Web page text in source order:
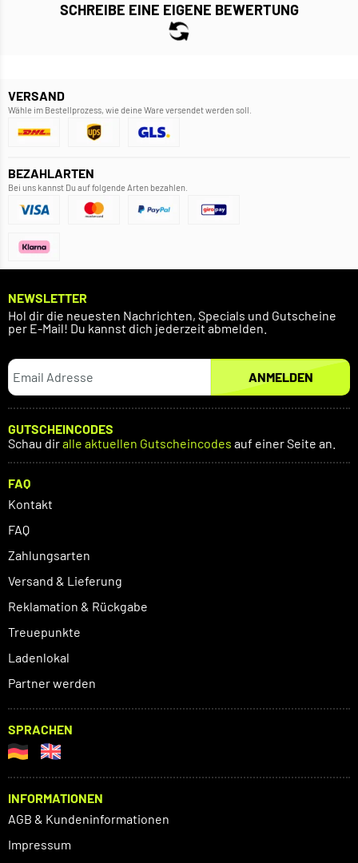
SCHREIBE EINE EIGENE BEWERTUNG
VERSAND
Wähle im Bestellprozess, wie deine Ware versendet werden soll.
BEZAHLARTEN
Bei uns kannst Du auf folgende Arten bezahlen.
NEWSLETTER
Hol dir die neuesten Nachrichten, Specials und Gutscheine
per E-Mail! Du kannst dich jederzeit abmelden.
ANMELDEN
GUTSCHEINCODES
Schau diralle aktuellen Gutscheincodes auf einer Seite an.
FAQ
Kontakt
FAQ
Zahlungsarten
Versand & Lieferung
Reklamation & Rückgabe
Treuepunkte
Ladenlokal
Partner werden
SPRACHEN
INFORMATIONEN
AGB & Kundeninformationen
Impressum